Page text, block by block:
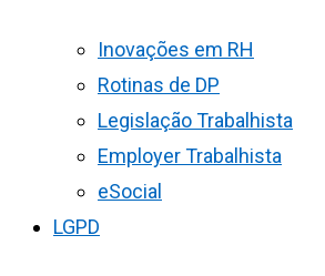
Inovações em RH
Rotinas de DP
Legislação Trabalhista
Employer Trabalhista
eSocial
LGPD